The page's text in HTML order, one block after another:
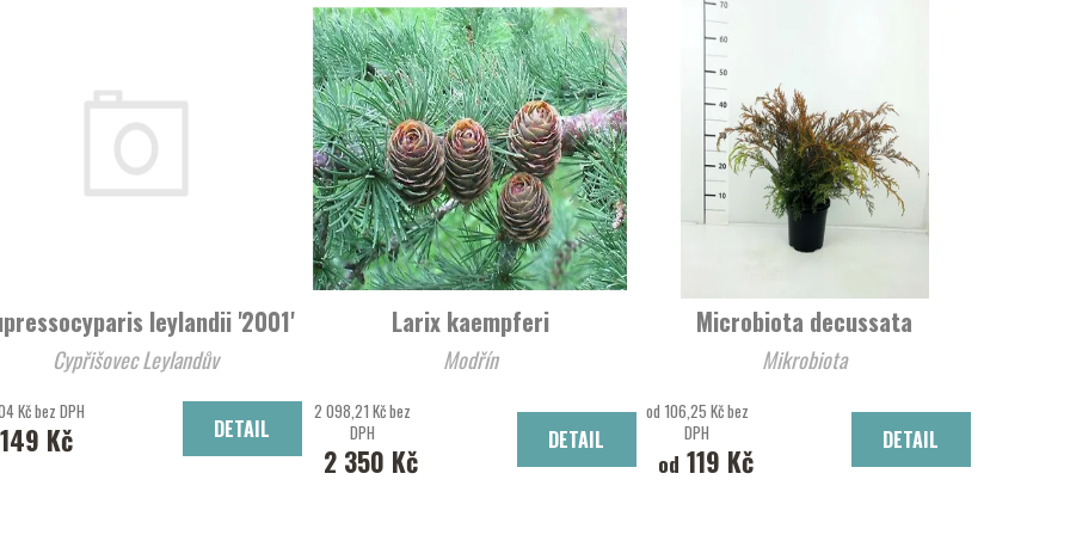
leylandii '2001'
Cypřišovec Leylandův
Kč bez DPH
149 Kč DETAIL
Larix kaempferi
Modřín
2 098,21 Kč bez
DPH
2 350 Kč
DETAIL
Microbiota decussata
Mikrobiota
od 106,25 Kč bez
DPH
od 119 Kč
DETAIL